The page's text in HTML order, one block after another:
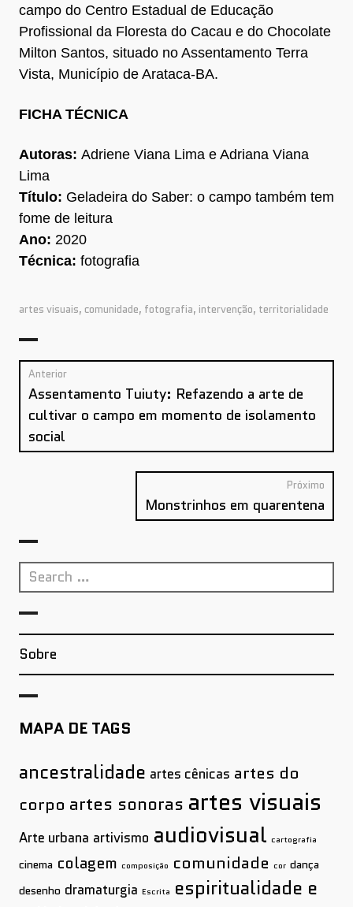
campo do Centro Estadual de Educação
Profissional da Floresta do Cacau e do Chocolate
Milton Santos, situado no Assentamento Terra
Vista, Município de Arataca-BA.
FICHA TÉCNICA
Autoras: Adriene Viana Lima e Adriana Viana
Lima
Título: Geladeira do Saber: o campo também tem
fome de leitura
Ano: 2020
Técnica: fotografia
artes visuais, comunidade, fotografia, intervenção, territorialidade
Post
navigation
Anterior
Anterior:
Assentamento Tuiuty: Refazendo a arte de
cultivar o campo em momento de isolamento
social
Próximo
Monstrinhos em quarentena
Search
for:
Sobre
MAPA DE TAGS
ancestralidade artes cênicas artes do
corpo artes sonoras artes visuais
Arte urbana artivismo audiovisual cartografia
cinema colagem composição comunidade cor dança
desenho dramaturgia Escrita espiritualidade e